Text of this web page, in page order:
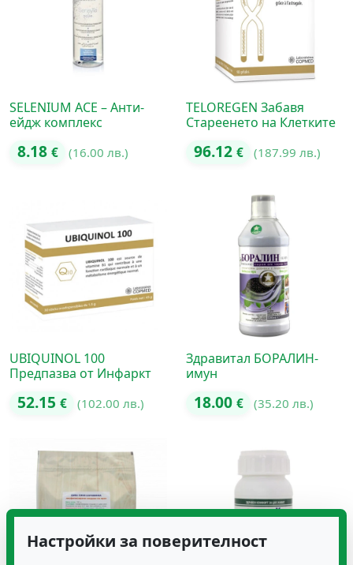
SELENIUM ACE – Анти-
ейдж комплекс
8.18 € (16.00 лв.)
TELOREGEN Забавя
Стареенето на Клетките
96.12 € (187.99 лв.)
UBIQUINOL 100
Предпазва от Инфаркт
52.15 € (102.00 лв.)
Здравитал БОРАЛИН-
имун
18.00 € (35.20 лв.)
Настройки за поверителност